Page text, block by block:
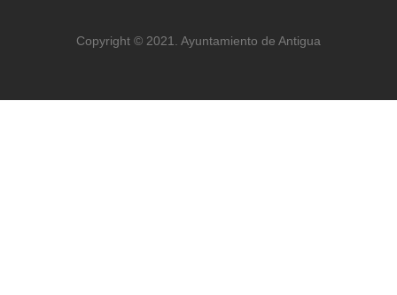
Copyright © 2021. Ayuntamiento de Antigua